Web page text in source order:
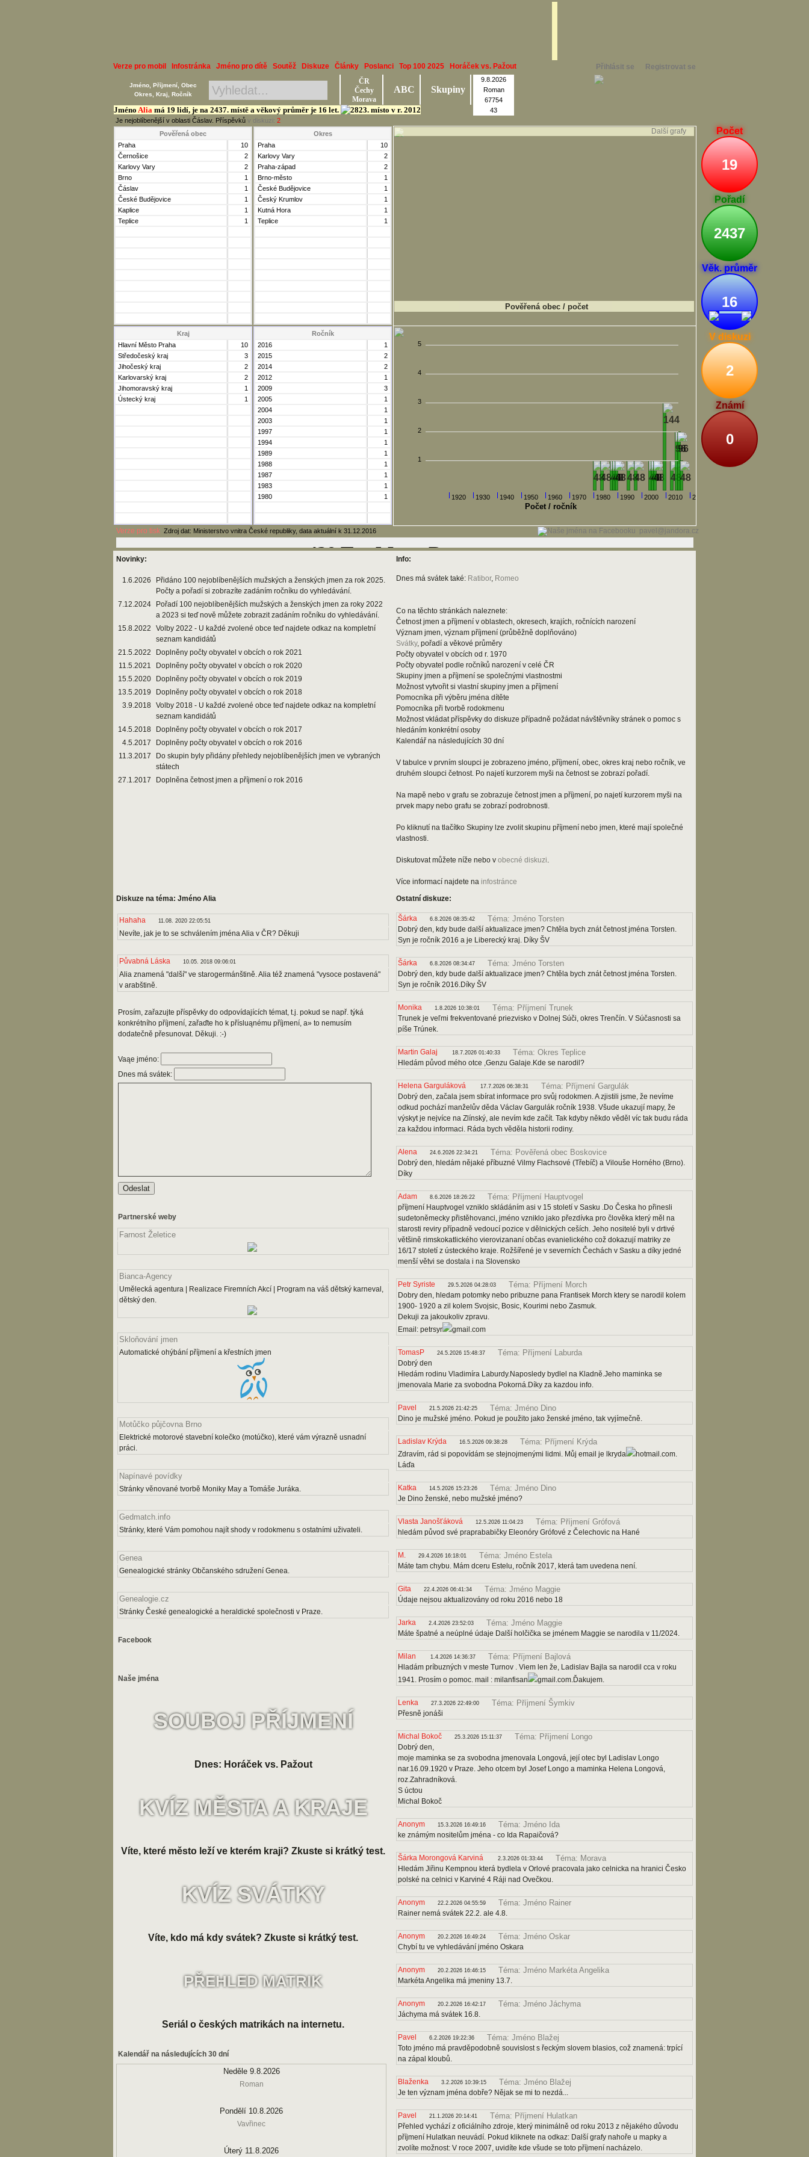
Verze pro mobil Infostránka Jméno pro dítě Soutěž Diskuze Články Poslanci Top 100 2025 Horáček vs. Pažout
Další grafy
Přihlásit se Registrovat se
Počet
19
Pořadí
2437
Věk. průměr
16
V diskuzi
2
Známí
0
Jméno Alia má 19 lidí, je na 2437. místě a věkový průměr je 16 let.
Je nejoblíbenější v oblasti Čáslav. Příspěvků v diskuzi: 2
Jméno, Příjmení, Obec
Okres, Kraj, Ročník
ČR
Čechy
Morava
ABC Skupiny
9.8.2026
Roman
67754
43
Pověřená obec
Praha
10
Černošice
2
Karlovy Vary
2
Brno
1
Čáslav
1
České Budějovice
1
Kaplice
1
Teplice
1
Okres
Praha
10
Karlovy Vary
2
Praha-západ
2
Brno-město
1
České Budějovice
1
Český Krumlov
1
Kutná Hora
1
Teplice
1
Pověřená obec / počet
Kraj
Hlavní Město Praha
10
Středočeský kraj
3
Jihočeský kraj
2
Karlovarský kraj
2
Jihomoravský kraj
1
Ústecký kraj
1
Ročník
2016
1
2015
2
2014
2
2012
1
2009
3
2005
1
2004
1
2003
1
1997
1
1994
1
1989
1
1988
1
1987
1
1983
1
1980
1 1920 1930 1940 1950 1960 1970 1980 1990 2000 2010 2020
1
2
3
4
5
Počet / ročník
Verze pro tisk Zdroj dat: Ministerstvo vnitra České republiky, data aktuální k 31.12.2016 pavel@jandora.cz
Novinky: Info:
1.6.2026
Přidáno 100 nejoblíbenějších mužských a ženských jmen za rok 2025.
Počty a pořadí si zobrazíte zadáním ročníku do vyhledávání.
7.12.2024
Pořadí 100 nejoblíbenějších mužských a ženských jmen za roky 2022
a 2023 si teď nově můžete zobrazit zadáním ročníku do vyhledávání.
15.8.2022
Volby 2022 - U každé zvolené obce teď najdete odkaz na kompletní
seznam kandidátů
21.5.2022
Doplněny počty obyvatel v obcích o rok 2021
11.5.2021
Doplněny počty obyvatel v obcích o rok 2020
15.5.2020
Doplněny počty obyvatel v obcích o rok 2019
13.5.2019
Doplněny počty obyvatel v obcích o rok 2018
3.9.2018 Volby 2018 - U každé zvolené obce teď najdete odkaz na kompletní
seznam kandidátů
14.5.2018
Doplněny počty obyvatel v obcích o rok 2017
4.5.2017
Doplněny počty obyvatel v obcích o rok 2016
11.3.2017
Do skupin byly přidány přehledy nejoblíbenějších jmen ve vybraných
státech
27.1.2017
Doplněna četnost jmen a příjmení o rok 2016
Dnes má svátek také: Ratibor, Romeo
Co na těchto stránkách naleznete:
Četnost jmen a příjmení v oblastech, okresech, krajích, ročnících narození
Význam jmen, význam příjmení (průběžně doplňováno)
Svátky, pořadí a věkové průměry
Počty obyvatel v obcích od r. 1970
Počty obyvatel podle ročníků narození v celé ČR
Skupiny jmen a příjmení se společnými vlastnostmi
Možnost vytvořit si vlastní skupiny jmen a příjmení
Pomocníka při výběru jména dítěte
Pomocníka při tvorbě rodokmenu
Možnost vkládat příspěvky do diskuze případně požádat návštěvníky stránek o pomoc s
hledáním konkrétní osoby
Kalendář na následujících 30 dní
V tabulce v prvním sloupci je zobrazeno jméno, příjmení, obec, okres kraj nebo ročník, ve
druhém sloupci četnost. Po najetí kurzorem myši na četnost se zobrazí pořadí.
Na mapě nebo v grafu se zobrazuje četnost jmen a příjmení, po najetí kurzorem myši na
prvek mapy nebo grafu se zobrazí podrobnosti.
Po kliknutí na tlačítko Skupiny lze zvolit skupinu příjmení nebo jmen, které mají společné
vlastnosti.
Diskutovat můžete níže nebo v obecné diskuzi.
Více informací najdete na infostránce
Diskuze na téma: Jméno Alia
Ostatní diskuze:
Hahaha 11.08. 2020 22:05:51
Nevíte, jak je to se schválením jména Alia v ČR? Děkuji
Půvabná Láska 10.05. 2018 09:06:01
Alia znamená "další" ve starogermánštině. Alia též znamená "vysoce postavená"
v arabštině.
Prosím, zařazujte příspěvky do odpovídajících témat, t.j. pokud se např. týká
konkrétního příjmení, zařaďte ho k přísluąnému příjmení, a» to nemusím
dodatečně přesunovat. Děkuji. :-)
Vaąe jméno:
Dnes má svátek:
Partnerské weby
Farnost Želetice
Bianca-Agency
Umělecká agentura | Realizace Firemních Akcí | Program na váš dětský karneval,
dětský den.
Skloňování jmen
Automatické ohýbání příjmení a křestních jmen
Motůčko půjčovna Brno
Elektrické motorové stavební kolečko (motúčko), které vám výrazně usnadní
práci.
Napínavé povídky
Stránky věnované tvorbě Moniky May a Tomáše Juráka.
Gedmatch.info
Stránky, které Vám pomohou najít shody v rodokmenu s ostatními uživateli.
Genea
Genealogické stránky Občanského sdružení Genea.
Genealogie.cz
Stránky České genealogické a heraldické společnosti v Praze.
Facebook
Naše jména
SOUBOJ PŘÍJMENÍ
Dnes: Horáček vs. Pažout
KVÍZ MĚSTA A KRAJE
Víte, které město leží ve kterém kraji? Zkuste si krátký test.
KVÍZ SVÁTKY
Víte, kdo má kdy svátek? Zkuste si krátký test.
PŘEHLED MATRIK
Seriál o českých matrikách na internetu.
Kalendář na následujících 30 dní
Neděle 9.8.2026
Roman
Pondělí 10.8.2026
Vavřinec
Úterý 11.8.2026
Šárka 6.8.2026 08:35:42 Téma: Jméno Torsten
Dobrý den, kdy bude další aktualizace jmen? Chtěla bych znát četnost jména Torsten.
Syn je ročník 2016 a je Liberecký kraj. Díky ŠV
Šárka 6.8.2026 08:34:47 Téma: Jméno Torsten
Dobrý den, kdy bude další aktualizace jmen? Chtěla bych znát četnost jména Torsten.
Syn je ročník 2016.Díky ŠV
Monika 1.8.2026 10:38:01 Téma: Příjmení Trunek
Trunek je veľmi frekventované priezvisko v Dolnej Súči, okres Trenčín. V Súčasnosti sa
píše Trúnek.
Martin Galaj 18.7.2026 01:40:33 Téma: Okres Teplice
Hledám původ mého otce ,Genzu Galaje.Kde se narodil?
Helena Garguláková 17.7.2026 06:38:31 Téma: Příjmení Gargulák
Dobrý den, začala jsem sbírat informace pro svůj rodokmen. A zjistili jsme, že nevíme
odkud pochází manželův děda Václav Gargulák ročník 1938. Všude ukazují mapy, že
výskyt je nejvíce na Zlínský, ale nevím kde začít. Tak kdyby někdo věděl víc tak budu ráda
za každou informaci. Ráda bych věděla historii rodiny.
Alena 24.6.2026 22:34:21 Téma: Pověřená obec Boskovice
Dobrý den, hledám nějaké příbuzné Vilmy Flachsové (Třebíč) a Vilouše Horného (Brno).
Díky
Adam 8.6.2026 18:26:22 Téma: Příjmení Hauptvogel
příjmení Hauptvogel vzniklo skládáním asi v 15 století v Sasku .Do Česka ho přinesli
sudetoněmecky přistěhovanci, jméno vzniklo jako přezdívka pro člověka který měl na
starosti reviry případně vedoucí pozice v dělnických ceších. Jeho nositelé byli v drtivé
většině rimskokatlického vierovizananí občas evanielického což dokazují matriky ze
16/17 století z ústeckého kraje. Rožšířené je v severních Čechách v Sasku a díky jedné
menší větvi se dostala i na Slovensko
Petr Syriste 29.5.2026 04:28:03 Téma: Příjmení Morch
Dobry den, hledam potomky nebo pribuzne pana Frantisek Morch ktery se narodil kolem
1900- 1920 a zil kolem Svojsic, Bosic, Kourimi nebo Zasmuk.
Dekuji za jakoukoliv zpravu.
Email: petrsyr
gmail.com
TomasP 24.5.2026 15:48:37 Téma: Příjmení Laburda
Dobrý den
Hledám rodinu Vladimíra Laburdy.Naposledy bydlel na Kladně.Jeho maminka se
jmenovala Marie za svobodna Pokorná.Díky za kazdou info.
Pavel 21.5.2026 21:42:25 Téma: Jméno Dino
Dino je mužské jméno. Pokud je použito jako ženské jméno, tak vyjímečně.
Ladislav Krýda 16.5.2026 09:38:28 Téma: Příjmení Krýda
Zdravím, rád si popovídám se stejnojmenými lidmi. Můj email je lkryda
hotmail.com.
Láďa
Katka 14.5.2026 15:23:26 Téma: Jméno Dino
Je Dino ženské, nebo mužské jméno?
Vlasta Janošťáková 12.5.2026 11:04:23 Téma: Příjmení Grófová
hledám původ své praprababičky Eleonóry Grófové z Čelechovic na Hané
M. 29.4.2026 16:18:01 Téma: Jméno Estela
Máte tam chybu. Mám dceru Estelu, ročník 2017, která tam uvedena není.
Gita 22.4.2026 06:41:34 Téma: Jméno Maggie
Údaje nejsou aktualizovány od roku 2016 nebo 18
Jarka 2.4.2026 23:52:03 Téma: Jméno Maggie
Máte špatné a neúplné údaje Další holčička se jménem Maggie se narodila v 11/2024.
Milan 1.4.2026 14:36:37 Téma: Příjmení Bajlová
Hladám príbuzných v meste Turnov . Viem len že, Ladislav Bajla sa narodil cca v roku
1941. Prosím o pomoc. mail : milanfisan
gmail.com.Ďakujem.
Lenka 27.3.2026 22:49:00 Téma: Příjmení Šymkiv
Přesně jonáši
Michal Bokoč 25.3.2026 15:11:37 Téma: Příjmení Longo
Dobrý den,
moje maminka se za svobodna jmenovala Longová, její otec byl Ladislav Longo
nar.16.09.1920 v Praze. Jeho otcem byl Josef Longo a maminka Helena Longová,
roz.Zahradníková.
S úctou
Michal Bokoč
Anonym 15.3.2026 16:49:16 Téma: Jméno Ida
ke známým nositelům jména - co Ida Rapaičová?
Šárka Morongová Karviná 2.3.2026 01:33:44 Téma: Morava
Hledám Jiřinu Kempnou která bydlela v Orlové pracovala jako celnicka na hranici Česko
polské na celnici v Karviné 4 Ráji nad Ovečkou.
Anonym 22.2.2026 04:55:59 Téma: Jméno Rainer
Rainer nemá svátek 22.2. ale 4.8.
Anonym 20.2.2026 16:49:24 Téma: Jméno Oskar
Chybí tu ve vyhledávání jméno Oskara
Anonym 20.2.2026 16:46:15 Téma: Jméno Markéta Angelika
Markéta Angelika má jmeniny 13.7.
Anonym 20.2.2026 16:42:17 Téma: Jméno Jáchyma
Jáchyma má svátek 16.8.
Pavel 6.2.2026 19:22:36 Téma: Jméno Blažej
Toto jméno má pravděpodobně souvislost s řeckým slovem blasios, což znamená: trpící
na zápal kloubů.
Blaženka 3.2.2026 10:39:15 Téma: Jméno Blažej
Je ten význam jména dobře? Nějak se mi to nezdá...
Pavel 21.1.2026 20:14:41 Téma: Příjmení Hulatkan
Přehled vychází z oficiálního zdroje, který minimálně od roku 2013 z nějakého důvodu
příjmení Hulatkan neuvádí. Pokud kliknete na odkaz: Další grafy nahoře u mapky a
zvolíte možnost: V roce 2007, uvidíte kde všude se toto příjmení nacházelo.